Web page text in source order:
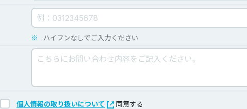
※ ハイフンなしでご入力ください
個人情報の取り扱いについて 同意する